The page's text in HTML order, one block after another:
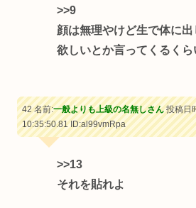
>>9
顔は無理やけど生で体に
欲しいとか言ってくるく
42 名前:一般よりも上級の名無しさん投稿日
10:35:50.81ID:al99vmRpa
>>13
それを貼れよ